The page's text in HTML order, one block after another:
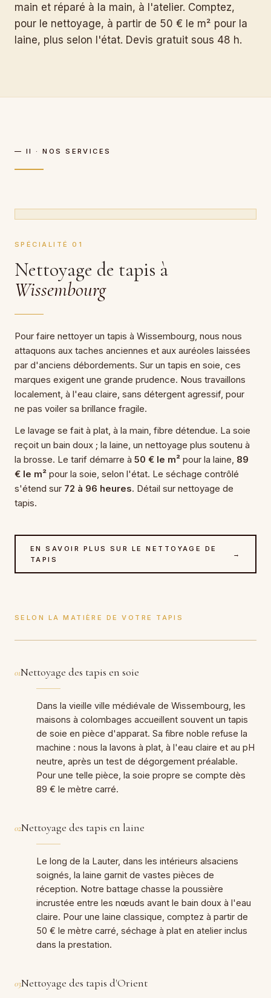
main et réparé à la main, à l'atelier. Comptez,
pour le nettoyage, à partir de 50 € le m² pour la
laine, plus selon l'état. Devis gratuit sous 48 h.
— II · NOS SERVICES
SPÉCIALITÉ 01
Nettoyage de tapis à
Wissembourg
Pour faire nettoyer un tapis à Wissembourg, nous nous
attaquons aux taches anciennes et aux auréoles laissées
par d'anciens débordements. Sur un tapis en soie, ces
marques exigent une grande prudence. Nous travaillons
localement, à l'eau claire, sans détergent agressif, pour
ne pas voiler sa brillance fragile.
Le lavage se fait à plat, à la main, fibre détendue. La soie
reçoit un bain doux ; la laine, un nettoyage plus soutenu à
la brosse. Le tarif démarre à 50 € le m² pour la laine, 89
€ le m² pour la soie, selon l'état. Le séchage contrôlé
s'étend sur 72 à 96 heures. Détail sur nettoyage de
tapis.
EN SAVOIR PLUS SUR LE NETTOYAGE DE
TAPIS
→
SELON LA MATIÈRE DE VOTRE TAPIS
01Nettoyage des tapis en soie
Dans la vieille ville médiévale de Wissembourg, les
maisons à colombages accueillent souvent un tapis
de soie en pièce d'apparat. Sa fibre noble refuse la
machine : nous la lavons à plat, à l'eau claire et au pH
neutre, après un test de dégorgement préalable.
Pour une telle pièce, la soie propre se compte dès
89 € le mètre carré.
02Nettoyage des tapis en laine
Le long de la Lauter, dans les intérieurs alsaciens
soignés, la laine garnit de vastes pièces de
réception. Notre battage chasse la poussière
incrustée entre les nœuds avant le bain doux à l'eau
claire. Pour une laine classique, comptez à partir de
50 € le mètre carré, séchage à plat en atelier inclus
dans la prestation.
03Nettoyage des tapis d'Orient